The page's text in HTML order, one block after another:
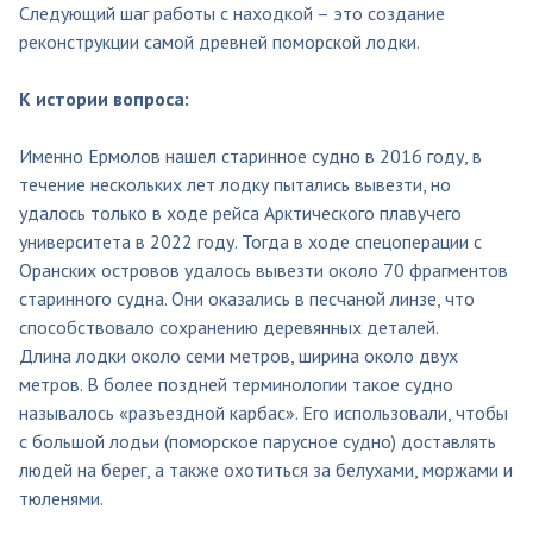
Следующий шаг работы с находкой – это создание
реконструкции самой древней поморской лодки.
К истории вопроса:
Именно Ермолов нашел старинное судно в 2016 году, в
течение нескольких лет лодку пытались вывезти, но
удалось только в ходе рейса Арктического плавучего
университета в 2022 году. Тогда в ходе спецоперации с
Оранских островов удалось вывезти около 70 фрагментов
старинного судна. Они оказались в песчаной линзе, что
способствовало сохранению деревянных деталей.
Длина лодки около семи метров, ширина около двух
метров. В более поздней терминологии такое судно
называлось «разъездной карбас». Его использовали, чтобы
с большой лодьи (поморское парусное судно) доставлять
людей на берег, а также охотиться за белухами, моржами и
тюленями.